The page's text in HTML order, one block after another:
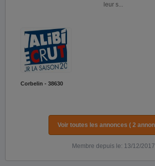
leur s...
Corbelin - 38630
Voir toutes les annonces ( 2
Membre depuis le: 13/12/2017